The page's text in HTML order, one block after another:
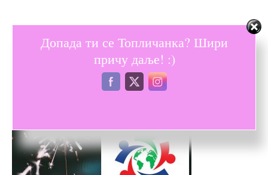
Допада ти се Топличанка? Шири
причу даље! :)